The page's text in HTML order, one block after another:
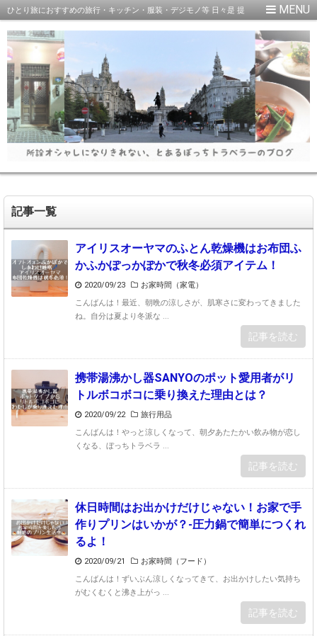
ひとり旅におすすめの旅行・キッチン・服装・デジモノ等 日々是 提
案中
記事一覧
アイリスオーヤマのふとん乾燥機はお布団ふ
かふかぽっかぽかで秋冬必須アイテム！
2020/09/23
お家時間（家電）
こんばんは！最近、朝晩の涼しさが、肌寒さに変わってきました
ね。自分は夏より冬派な ...
記事を読む
携帯湯沸かし器SANYOのポット愛用者がリ
トルボコボコに乗り換えた理由とは？
2020/09/22
旅行用品
こんばんは！やっと涼しくなって、朝夕あたたかい飲み物が恋し
くなる、ぼっちトラベラ ...
記事を読む
休日時間はお出かけだけじゃない！お家で手
作りプリンはいかが？-圧力鍋で簡単につくれ
るよ！
2020/09/21
お家時間（フード）
こんばんは！ずいぶん涼しくなってきて、お出かけしたい気持ち
がむくむくと沸き上がっ ...
記事を読む